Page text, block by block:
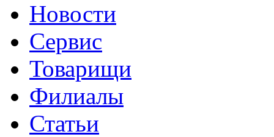
Новости
Сервис
Товарищи
Филиалы
Статьи